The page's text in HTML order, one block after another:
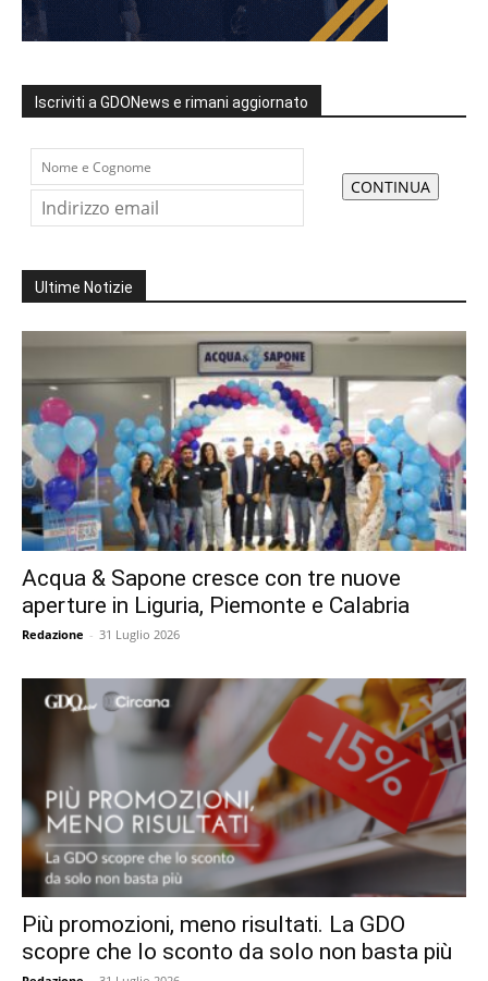
Iscriviti a GDONews e rimani aggiornato
Ultime Notizie
Acqua & Sapone cresce con tre nuove
aperture in Liguria, Piemonte e Calabria
Redazione - 31 Luglio 2026
Più promozioni, meno risultati. La GDO
scopre che lo sconto da solo non basta più